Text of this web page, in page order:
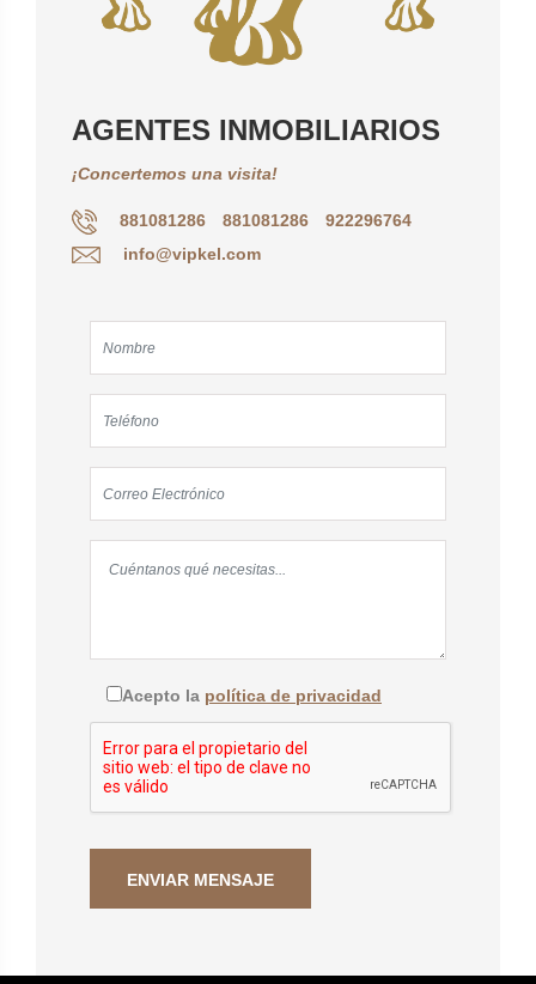
AGENTES INMOBILIARIOS
¡Concertemos una visita!
881081286 881081286
922296764
info@vipkel.com
Acepto la política de privacidad